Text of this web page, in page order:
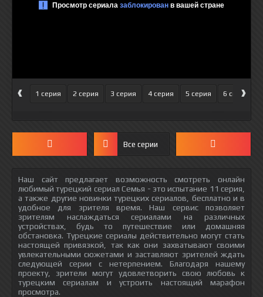
‹ 1 серия 2 серия 3 серия 4 серия 5 серия 6 серия
›
Все серии
Наш сайт предлагает возможность смотреть онлайн
любимый турецкий сериал Семья - это испытание 11 серия,
а также другие новинки турецких сериалов, бесплатно и в
удобное для зрителя время. Наш сервис позволяет
зрителям наслаждаться сериалами на различных
устройствах, будь то путешествие или домашняя
обстановка. Турецкие сериалы действительно могут стать
настоящей привязкой, так как они захватывают своими
увлекательными сюжетами и заставляют зрителей ждать
следующей серии с нетерпением. Благодаря нашему
проекту, зрители могут удовлетворить свою любовь к
турецким сериалам и устроить настоящий марафон
просмотра.